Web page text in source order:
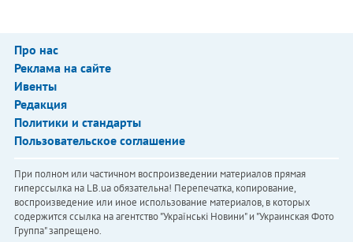
Про нас
Реклама на сайте
Ивенты
Редакция
Политики и стандарты
Пользовательское соглашение
При полном или частичном воспроизведении материалов прямая
гиперссылка на LB.ua обязательна! Перепечатка, копирование,
воспроизведение или иное использование материалов, в которых
содержится ссылка на агентство "Українськi Новини" и "Украинская Фото
Группа" запрещено.